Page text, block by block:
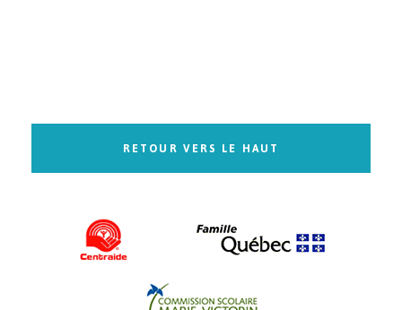
RETOUR VERS LE HAUT